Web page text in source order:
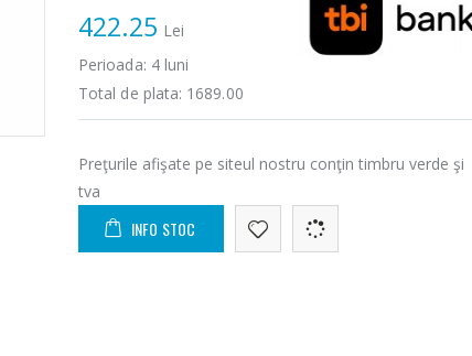
422.25 Lei
Perioada: 4luni
Total de plata: 1689.00
Preţurile afişate pe siteul nostru conţin timbru verde şi
tva
INFO STOC